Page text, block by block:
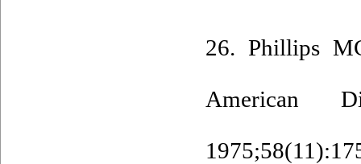
26. Phillips
American